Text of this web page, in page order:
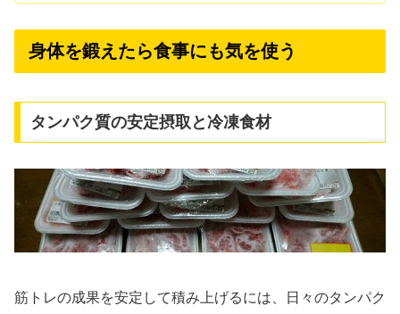
身体を鍛えたら食事にも気を使う
タンパク質の安定摂取と冷凍食材
筋トレの成果を安定して積み上げるには、日々のタンパク